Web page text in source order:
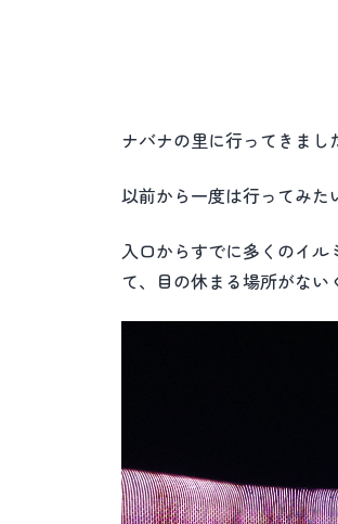
ナバナの里に行ってきまし
以前から一度は行ってみた
入口からすでに多くのイ
て、目の休まる場所がない